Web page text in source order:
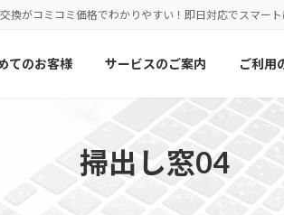
がコミコミ価格でわかりやすい！即日対応でスマート
てのお客様 サービスのご案内 ご利用
掃出し窓04